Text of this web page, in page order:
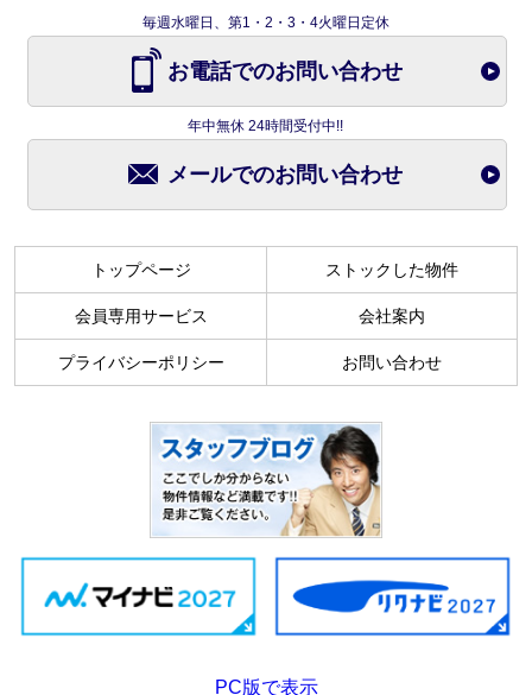
毎週水曜日、第1・2・3・4火曜日定休
お電話でのお問い合わせ
年中無休 24時間受付中!!
メールでのお問い合わせ
トップページ ストックした物件
会員専用サービス 会社案内
プライバシーポリシー お問い合わせ
PC版で表示